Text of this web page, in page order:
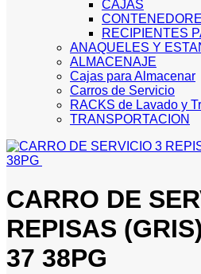
CAJAS
RECIPIENTES
ANAQUELES Y
ALMACENAJE
Cajas para Almacenar
Carros de Servicio
RACKS de Lavado y
TRANSPORTACION
CARRO DE
REPISAS
37 38PG